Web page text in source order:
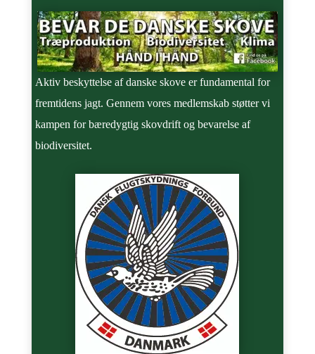
Aktiv beskyttelse af danske skove er fundamental for
fremtidens jagt. Gennem vores medlemskab støtter vi
kampen for bæredygtig skovdrift og bevarelse af
biodiversitet.